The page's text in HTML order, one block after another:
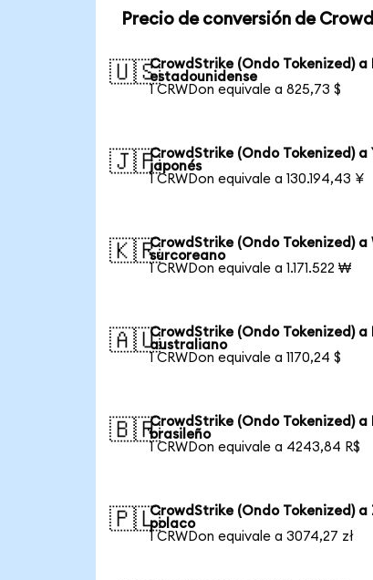
Precio de conversión de
🇺🇸CrowdStrike (Ondo Tokenized) a
estadounidense
1 CRWDon equivale a 825,73 $
🇯🇵CrowdStrike (Ondo Tokenized) a
japonés
1 CRWDon equivale a 130.194,43 ¥
🇰🇷CrowdStrike (Ondo Tokenized) a
surcoreano
1 CRWDon equivale a 1.171.522 ₩
🇦🇺CrowdStrike (Ondo Tokenized) a
australiano
1 CRWDon equivale a 1170,24 $
🇧🇷CrowdStrike (Ondo Tokenized) a
brasileño
1 CRWDon equivale a 4243,84 R$
🇵🇱CrowdStrike (Ondo Tokenized) a
polaco
1 CRWDon equivale a 3074,27 zł